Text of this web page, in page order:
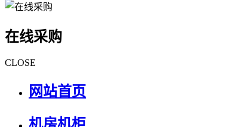
在线采购
CLOSE
网站首页